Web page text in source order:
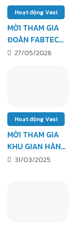
Hoạt động Vasi
MỜI THAM GIA
ĐOÀN FABTECH
LAS VEGAS
27/05/2026
Hoạt động Vasi
MỜI THAM GIA
KHU GIAN HÀNG
VASI TẠI MTA
31/03/2025